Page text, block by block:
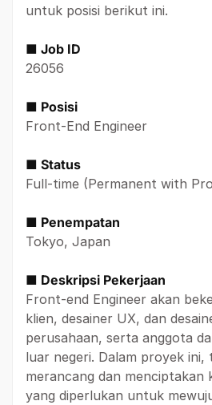
untuk posisi berikut ini.
■ Job ID
26056
■ Posisi
Front-End Engineer
■ Status
Full-time (Permanent with
■ Penempatan
Tokyo, Japan
■ Deskripsi Pekerjaan
Front-end Engineer akan
klien, desainer UX, dan
perusahaan, serta anggota
luar negeri. Dalam proyek ini,
merancang dan menciptakan
yang diperlukan untuk